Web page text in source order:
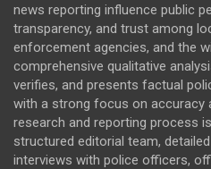
news reporting influence public
transparency, and trust among
enforcement agencies, and the
comprehensive qualitative
verifies, and presents factual
with a strong focus on accuracy
research and reporting process
structured editorial team,
interviews with police officers,